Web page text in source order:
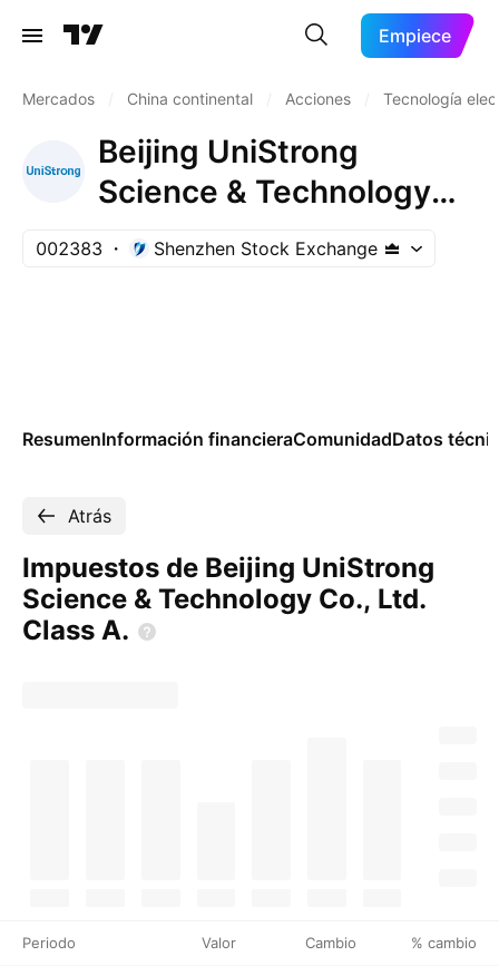
Empiece
Mercados China continental Acciones Tecnología
Beijing UniStrong
Science & Technology
Co., Ltd. Class A
002383 Shenzhen Stock Exchange
ResumenInformación financieraComunidadDatos
Atrás
Impuestos de Beijing UniStrong
Science & Technology Co., Ltd.
Class A.
Periodo Valor Cambio % cambio